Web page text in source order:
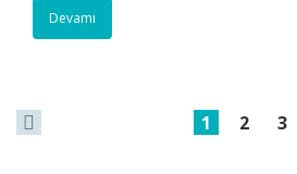
Devamı
1 2 3